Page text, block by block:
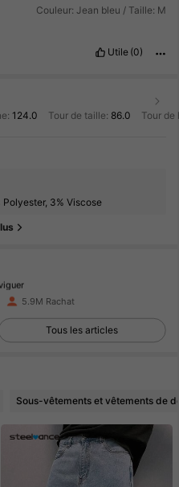
Couleur: Jean bleu / Taille: M
Utile (0)
124.0 Tour de taille: 86.0 Tour
Polyester, 3% Viscose
5.9M Rachat
Tous les articles
Sous-vêtements et vêtements de